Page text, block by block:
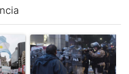
con el título "Congreso vallado y
Un artículo de tendencia